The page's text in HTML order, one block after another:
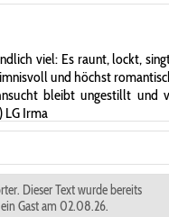
viel: Es raunt, lockt,
und höchst
bleibt ungestillt und
) LG Irma
Dieser Text wurde bereits
Gast am 02.08.26.